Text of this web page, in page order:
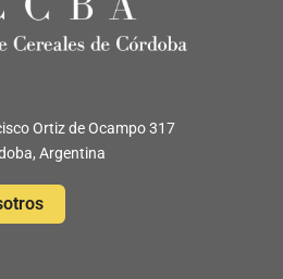
Ortiz de Ocampo 317
Argentina